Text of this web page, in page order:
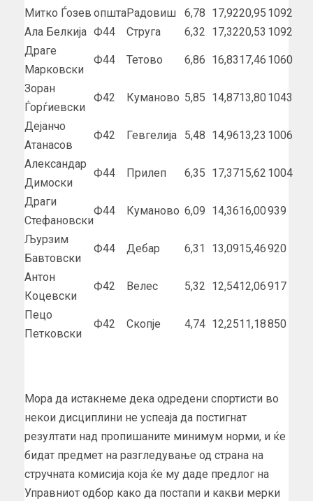
Митко Ѓозев општаРадовиш 6,78 17,9220,95 1092
Ала Белкија Ф44 Струга 6,32 17,3220,53 1092
Драге
Марковски
Ф44 Тетово 6,86 16,8317,46 1060
Зоран
Ѓорѓиевски
Ф42 Куманово 5,85 14,8713,80 1043
Дејанчо
Атанасов
Ф42 Гевгелија 5,48 14,9613,23 1006
Александар
Димоски
Ф44 Прилеп 6,35 17,3715,62 1004
Драги
Стефановски
Ф44 Куманово 6,09 14,3616,00939
Љурзим
Бавтовски
Ф44 Дебар 6,31 13,0915,46920
Антон
Коцевски
Ф42 Велес 5,32 12,5412,06917
Пецо
Петковски
Ф42 Скопје 4,74 12,2511,18850
Мора да истакнеме дека одредени спортисти во
некои дисциплини не успеаја да постигнат
резултати над пропишаните минимум норми, и ќе
бидат предмет на разгледување од страна на
стручната комисија која ќе му даде предлог на
Управниот одбор како да постапи и какви мерки